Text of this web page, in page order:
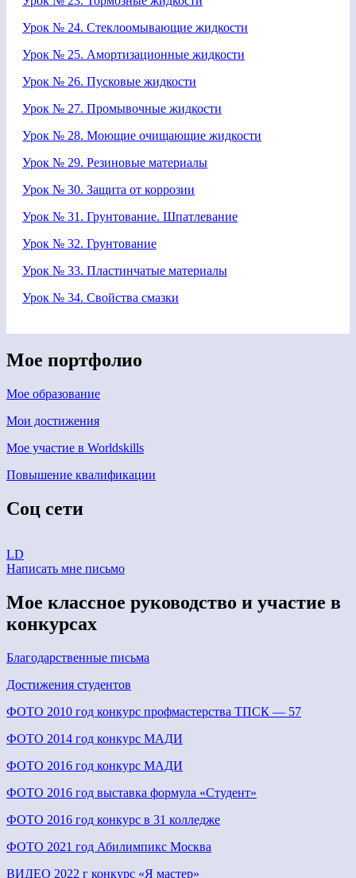
Урок № 24. Стеклоомывающие жидкости
Урок № 25. Амортизационные жидкости
Урок № 26. Пусковые жидкости
Урок № 27. Промывочные жидкости
Урок № 28. Моющие очищающие жидкости
Урок № 29. Резиновые материалы
Урок № 30. Защита от коррозии
Урок № 31. Грунтование. Шпатлевание
Урок № 32. Грунтование
Урок № 33. Пластинчатые материалы
Урок № 34. Свойства смазки
Мое портфолио
Мое образование
Мои достижения
Мое участие в Worldskills
Повышение квалификации
Соц сети
LD
Написать мне письмо
Мое классное руководство и участие в
конкурсах
Благодарственные письма
Достижения студентов
ФОТО 2010 год конкурс профмастерства ТПСК — 57
ФОТО 2014 год конкурс МАДИ
ФОТО 2016 год конкурс МАДИ
ФОТО 2016 год выставка формула «Студент»
ФОТО 2016 год конкурс в 31 колледже
ФОТО 2021 год Абилимпикс Москва
ВИДЕО 2022 г конкурс «Я мастер»